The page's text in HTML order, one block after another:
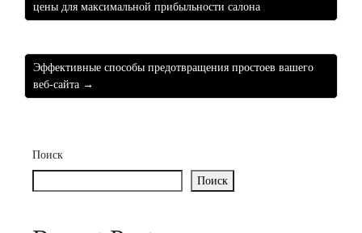
цены для максимальной прибыльности салона
Эффективные способы предотвращения простоев вашего
веб-сайта →
Поиск
Поиск